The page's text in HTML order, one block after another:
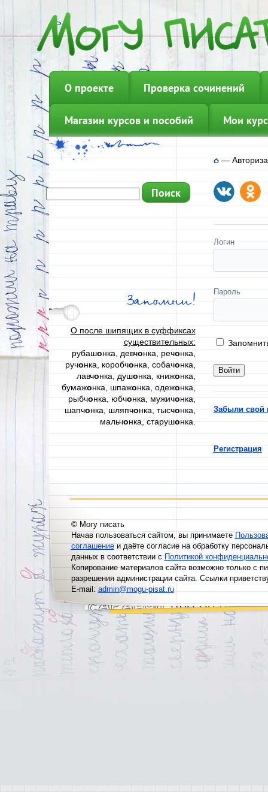
О проекте Проверка сочинений
Магазин курсов и пособий Мои
Запомни!
О после шипящих в суффиксах
существительных:
рубашонка, девчонка, речонка,
ручонка, коробчонка, собачонка,
лавчонка, душонка, книжонка,
бумажонка, шпажонка, одежонка,
рыбчонка, юбчонка, мужичонка,
шапчонка, шляпчонка, тысчонка,
мальчонка, старушонка.
—
Логин
Пароль
Забыли свой
Регистрация
© Могу писать
Начав пользоваться сайтом, вы принимаете
соглашениеи даёте согласие на обработку
данных в соответствии сПолитикой
Копирование материалов сайта возможно только с
разрешения администрации сайта. Ссылки
E-mail:admin@mogu-pisat.ru